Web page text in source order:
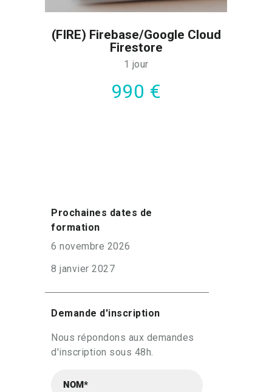
(FIRE) Firebase/Google Cloud
Firestore
1 jour
990 €
Prochaines dates de
formation
6 novembre 2026
8 janvier 2027
Demande d'inscription
Nous répondons aux demandes
d'inscription sous 48h.